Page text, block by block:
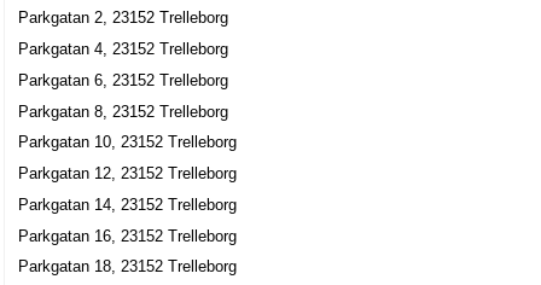
Parkgatan 2, 23152 Trelleborg
Parkgatan 4, 23152 Trelleborg
Parkgatan 6, 23152 Trelleborg
Parkgatan 8, 23152 Trelleborg
Parkgatan 10, 23152 Trelleborg
Parkgatan 12, 23152 Trelleborg
Parkgatan 14, 23152 Trelleborg
Parkgatan 16, 23152 Trelleborg
Parkgatan 18, 23152 Trelleborg